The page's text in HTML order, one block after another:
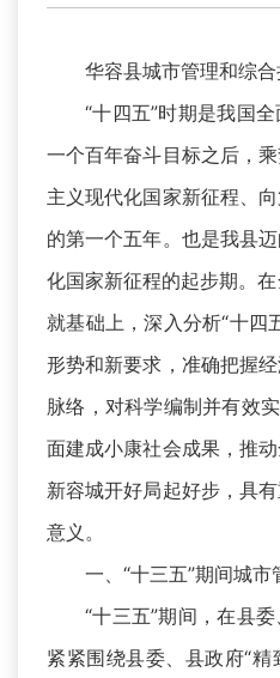
华容县城市管理和综
“十四五”时期是我国
一个百年奋斗目标之后，
主义现代化国家新征程、
的第一个五年。也是我县
化国家新征程的起步期。
就基础上，深入分析“十四
形势和新要求，准确把握
脉络，对科学编制并有效
面建成小康社会成果，推
新容城开好局起好步，具
意义。
一、“十三五”期间城市
“十三五”期间，在县
紧紧围绕县委、县政府“